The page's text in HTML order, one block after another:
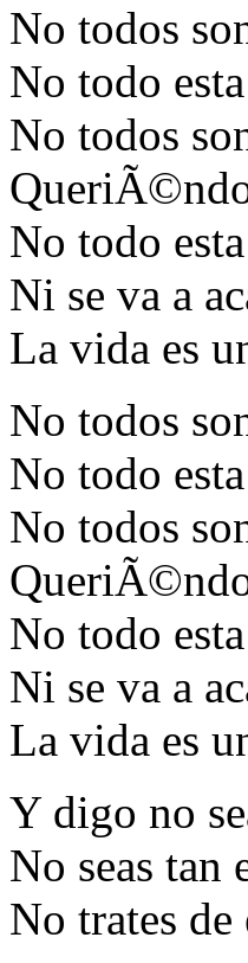
No todos
No todo
No todos
No todo
Ni se va a
La vida es
No todos
No todo
No todos
No todo
Ni se va a
La vida es
Y digo no
No seas
No trates de